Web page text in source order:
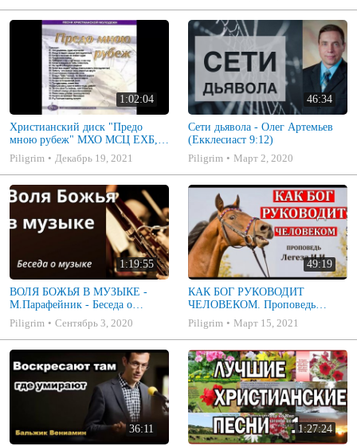
1:02:04
Христианский диск "Предо
мною рубеж" МХО МСЦ ЕХБ,
музыкальный альбом, пение,
музыка
Piligrim Декабрь 19, 2021
46:34
Сети дьявола - Олег Артемьев
(Екклесиаст 9:12)
Piligrim
Март 2, 2020
1:19:55
ВОЛЯ БОЖЬЯ В МУЗЫКЕ -
М.Парафейник - Беседа о
музыке 2
Piligrim Сентябрь 3, 2020
49:19
КАК БОГ РУКОВОДИТ
ЧЕЛОВЕКОМ. Проповедь
ЛЕГЕЗА И.И. Проповеди и
Примеры МСЦ ЕХБ
Piligrim Март 15, 2021
36:11 1:27:24